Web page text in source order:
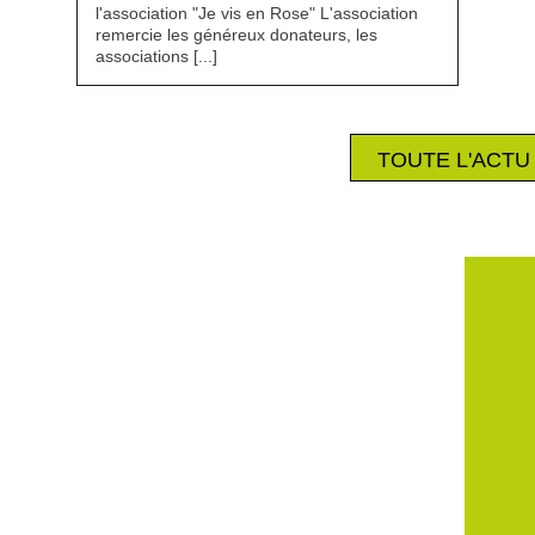
l'association "Je vis en Rose" L'association
remercie les généreux donateurs, les
associations [...]
TOUTE L'ACTU